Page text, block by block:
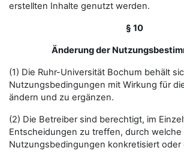
erstellten Inhalte genutzt werden.
§ 10
Änderung der
(1) Die Ruhr-Universität Bochum behält
Nutzungsbedingungen mit Wirkung für
ändern und zu ergänzen.
(2) Die Betreiber sind berechtigt, im
Entscheidungen zu treffen, durch welche
Nutzungsbedingungen konkretisiert